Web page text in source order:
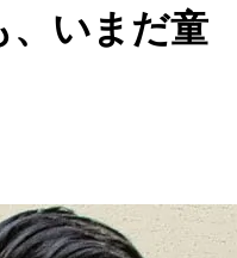
、いまだ童